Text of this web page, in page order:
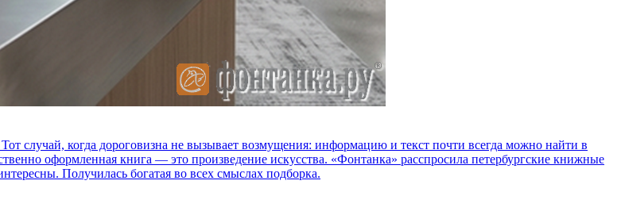
случай, когда дороговизна не вызывает возмущения: информацию и текст почти всегда можно найти в
оформленная книга — это произведение искусства. «Фонтанка» расспросила петербургские книжные
Получилась богатая во всех смыслах подборка.